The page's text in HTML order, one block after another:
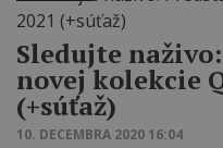
Sledujte
novej kolekcie
(+súťaž)
10. DECEMBRA 2020 16:04